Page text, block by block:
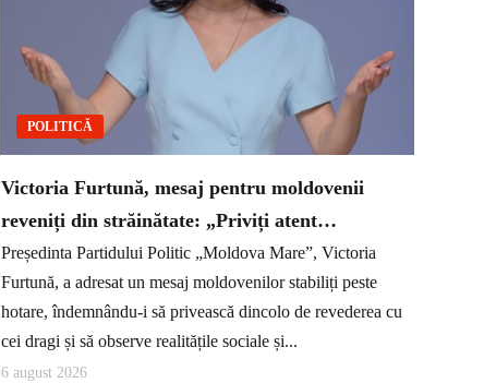
POLITICĂ
Victoria Furtună, mesaj pentru moldovenii
reveniți din străinătate: „Priviți atent…
Președinta Partidului Politic „Moldova Mare”, Victoria
Furtună, a adresat un mesaj moldovenilor stabiliți peste
hotare, îndemnându-i să privească dincolo de revederea cu
cei dragi și să observe realitățile sociale și...
6 august 2026